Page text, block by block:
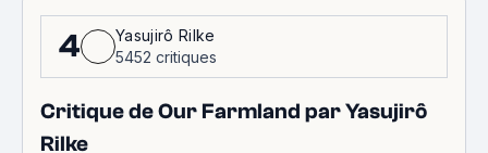
4
Yasujirô Rilke
5452 critiques
Critique de Our Farmland par Yasujirô
Rilke